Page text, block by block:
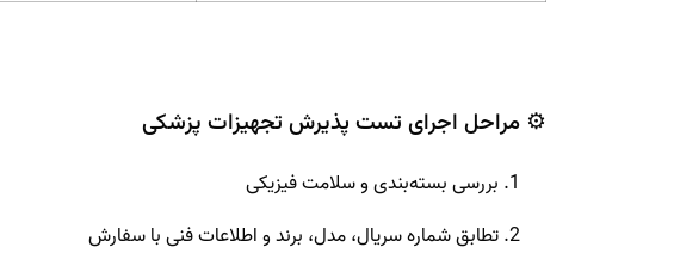
⚙️ مراحل اجرای تست پذیرش تجهیزات پزشکی
بررسی بسته‌بندی و سلامت فیزیکی
تطابق شماره سریال، مدل، برند و اطلاعات فنی با سفارش